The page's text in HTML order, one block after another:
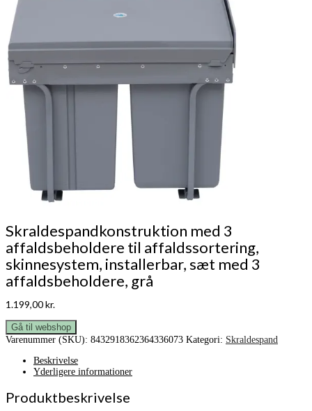
Skraldespandkonstruktion med 3
affaldsbeholdere til affaldssortering,
skinnesystem, installerbar, sæt med 3
affaldsbeholdere, grå
1.199,00kr.
Gå til webshop
Varenummer (SKU): 8432918362364336073 Kategori: Skraldespand
Beskrivelse
Yderligere informationer
Produktbeskrivelse